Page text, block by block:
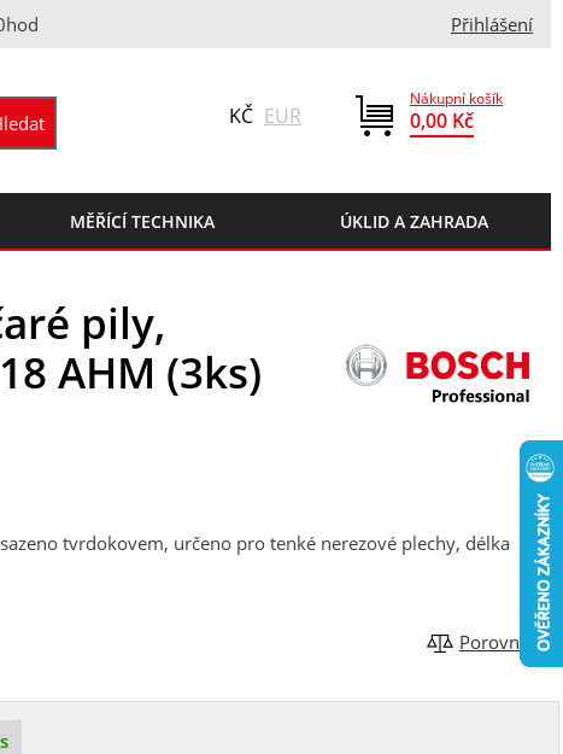
Přihlášení
Nákupní košík
0,00 Kč
KČ EUR
MĚŘÍCÍ TECHNIKA ÚKLID A ZAHRADA
pily,
AHM (3ks)
tvrdokovem, určeno pro tenké nerezové plechy, délka
Porovnat